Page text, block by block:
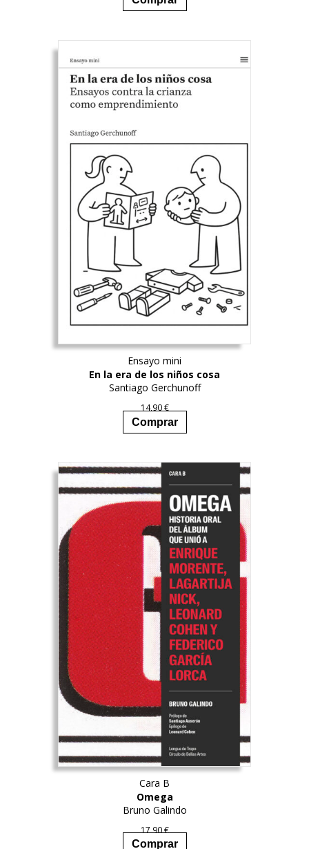
Ensayo mini
En la era de los niños cosa
Santiago Gerchunoff
14,90€
Comprar
Cara B
Omega
Bruno Galindo
17,90€
Comprar